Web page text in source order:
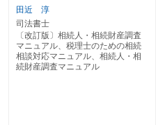
１ 遺言書の確認
（1）遺言書の有無
（2）遺言書の検認
（3）遺言書の内容の確認
２ 相続人への説明
（1）タイムスケジュールの確認
田近 淳
司法書士
〔改訂版〕相続人・相続財産調査
マニュアル、税理士のための相続
相談対応マニュアル、相続人・相
続財産調査マニュアル